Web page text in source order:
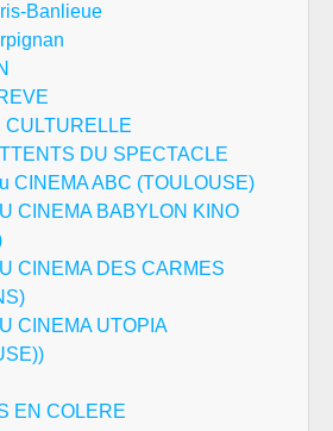
Banlieue
CULTURELLE
DU SPECTACLE
CINEMA ABC (TOULOUSE)
CINEMA BABYLON KINO
CINEMA DES CARMES
CINEMA UTOPIA
EN COLERE